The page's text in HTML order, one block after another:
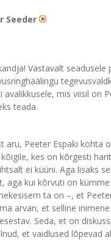
Seeder
Vastavalt
avalikkusele, mis viisil on
teada.
aru, Peeter Espaki kohta
kes on kõrgesti
ei küüni. Aga lisaks
aga kui kõrvuti on
ta on –, et
arvan, et selline
Seda, et on
et vaidlused lõpevad